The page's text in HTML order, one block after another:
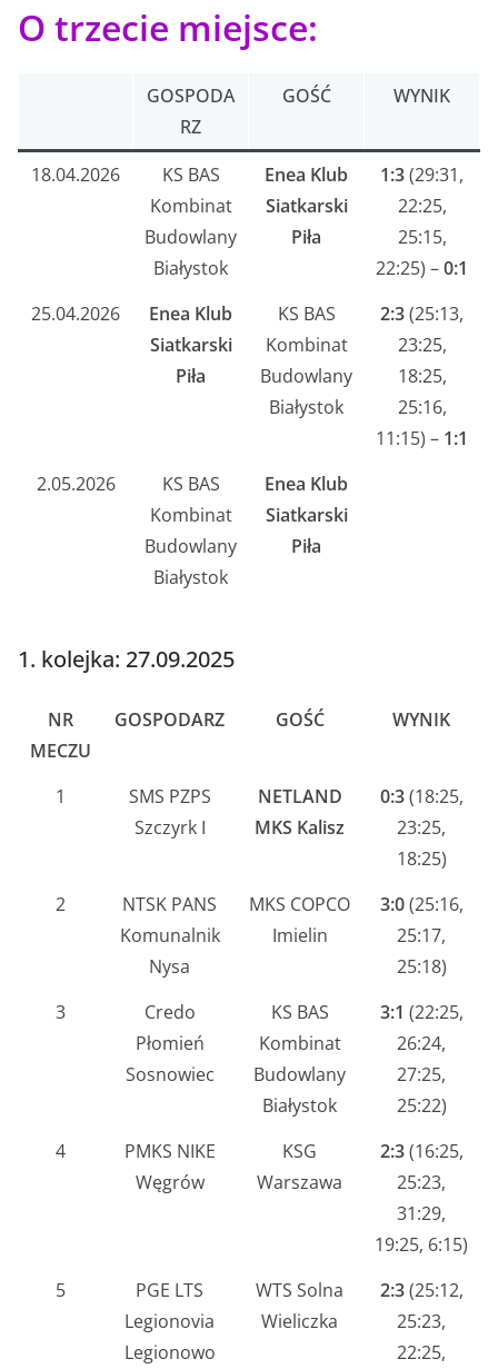
O trzecie miejsce:
GOSPODA
RZ
GOŚĆ WYNIK
18.04.2026
KS BAS
Kombinat
Budowlany
Białystok
Enea Klub
Siatkarski
Piła
1:3(29:31,
22:25,
25:15,
22:25) –0:1
25.04.2026
Enea Klub
Siatkarski
Piła
KS BAS
Kombinat
Budowlany
Białystok
2:3(25:13,
23:25,
18:25,
25:16,
11:15) – 1:1
2.05.2026
KS BAS
Kombinat
Budowlany
Białystok
Enea Klub
Siatkarski
Piła
1. kolejka: 27.09.2025
NR
MECZU
GOSPODARZ GOŚĆ WYNIK
1
SMS PZPS
Szczyrk I
NETLAND
MKS Kalisz
0:3(18:25,
23:25,
18:25)
2
NTSK PANS
Komunalnik
Nysa
MKS COPCO
Imielin
3:0(25:16,
25:17,
25:18)
3
Credo
Płomień
Sosnowiec
KS BAS
Kombinat
Budowlany
Białystok
3:1 (22:25,
26:24,
27:25,
25:22)
4
PMKS NIKE
Węgrów
KSG
Warszawa
2:3(16:25,
25:23,
31:29,
19:25, 6:15)
5
PGE LTS
Legionovia
Legionowo
WTS Solna
Wieliczka
2:3(25:12,
25:23,
22:25,